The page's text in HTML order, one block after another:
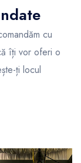
cu
îți vor oferi o
ți locul